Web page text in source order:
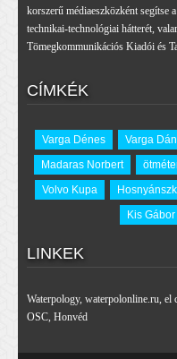
korszerű médiaeszközként segítse
technikai-technológiai hátterét,
Tömegkommunikációs Kiadói és
CÍMKÉK
Varga Dénes Varga
Madaras Norbert
Volvo Kupa
Kis Gábor
LINKEK
Waterpology, waterpolonline.ru, el
OSC, Honvéd